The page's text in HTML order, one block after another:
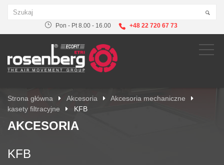
Pon - Pt 8.00 - 16.00 +48 22 720 67 73
Strona główna Akcesoria
Akcesoria mechaniczne
kasety filtracyjne
KFB
AKCESORIA
KFB